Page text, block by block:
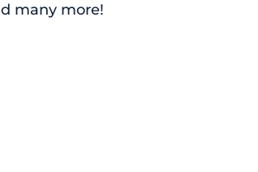
many more!